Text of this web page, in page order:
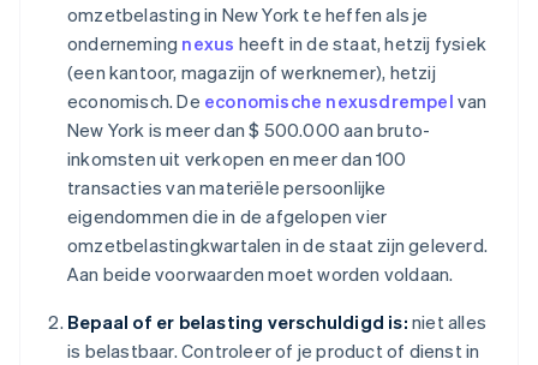
omzetbelasting in New York te heffen als je
onderneming nexus heeft in de staat, hetzij fysiek
(een kantoor, magazijn of werknemer), hetzij
economisch. De economische nexusdrempel van
New York is meer dan $ 500.000 aan bruto-
inkomsten uit verkopen en meer dan 100
transacties van materiële persoonlijke
eigendommen die in de afgelopen vier
omzetbelastingkwartalen in de staat zijn geleverd.
Aan beide voorwaarden moet worden voldaan.
Bepaal of er belasting verschuldigd is: niet alles
is belastbaar. Controleer of je product of dienst in